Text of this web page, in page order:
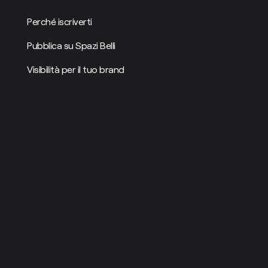
Perché iscriverti
Pubblica su Spazi Belli
Visibilità per il tuo brand